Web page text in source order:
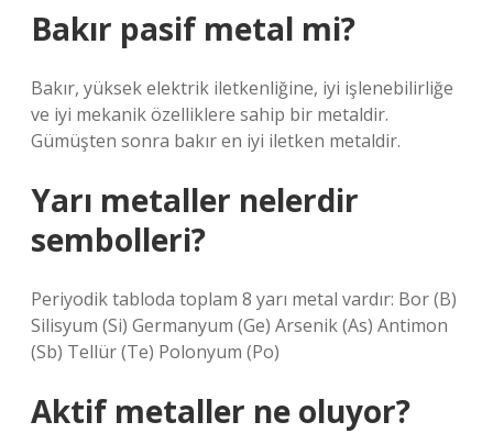
Bakır pasif metal mi?
Bakır, yüksek elektrik iletkenliğine, iyi işlenebilirliğe
ve iyi mekanik özelliklere sahip bir metaldir.
Gümüşten sonra bakır en iyi iletken metaldir.
Yarı metaller nelerdir
sembolleri?
Periyodik tabloda toplam 8 yarı metal vardır: Bor (B)
Silisyum (Si) Germanyum (Ge) Arsenik (As) Antimon
(Sb) Tellür (Te) Polonyum (Po)
Aktif metaller ne oluyor?